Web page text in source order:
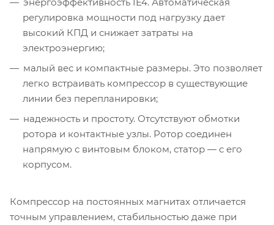
регулировка мощности под нагрузку дает
высокий КПД и снижает затраты на
электроэнергию;
малый вес и компактные размеры. Это позволяет
легко встраивать компрессор в существующие
линии без перепланировки;
надежность и простоту. Отсутствуют обмотки
ротора и контактные узлы. Ротор соединен
напрямую с винтовым блоком, статор — с его
корпусом.
Компрессор на постоянных магнитах отличается
точным управлением, стабильностью даже при